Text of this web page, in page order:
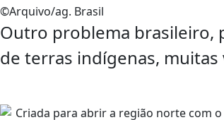
©Arquivo/ag. Brasil
Outro problema brasileiro,
de terras indígenas,